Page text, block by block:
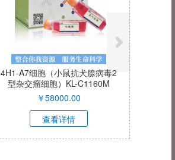
4H1-A7细胞（小鼠抗犬腺病毒2
型杂交瘤细胞）KL-C1160M
￥58000.00
查看详情